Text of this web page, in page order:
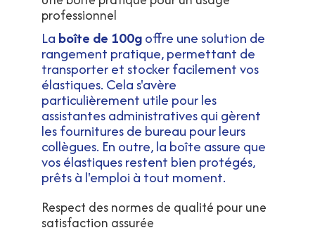
professionnel
La boîte de 100goffre une solution de
rangement pratique, permettant de
transporter et stocker facilement vos
élastiques. Cela s'avère
particulièrement utile pour les
assistantes administratives qui gèrent
les fournitures de bureau pour leurs
collègues. En outre, la boîte assure que
vos élastiques restent bien protégés,
prêts à l'emploi à tout moment.
Respect des normes de qualité pour une
satisfaction assurée